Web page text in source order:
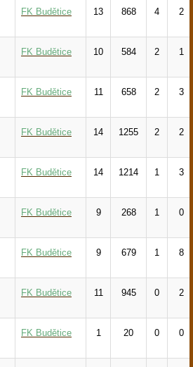
FK Budětice 13 868 4 2
FK Budětice 10 584 2 1
FK Budětice 11 658 2 3
FK Budětice 14 1255 2 2
FK Budětice 14 1214 1 3
FK Budětice 9 268 1 0
FK Budětice 9 679 1 8
FK Budětice 11 945 0 2
FK Budětice 1 20 0 0